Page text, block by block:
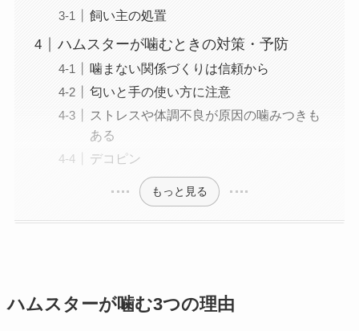
飼い主の処置
ハムスターが噛むときの対策・予防
噛まない関係づくりは信頼から
匂いと手の使い方に注意
ストレスや体調不良が原因の噛みつきも
ある
デコピン
もっと見る
ハムスターが噛む3つの理由